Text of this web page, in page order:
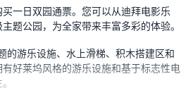
一日双园通票。您可以从迪拜电影乐
题公园，为全家带来丰富多彩的体验。
的游乐设施、水上滑梯、积木搭建区和
好莱坞风格的游乐设施和基于标志性电